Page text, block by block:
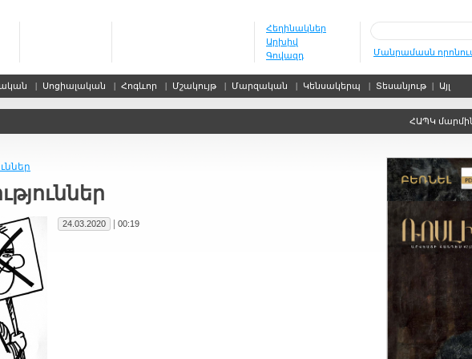
Հեղինակներ
Արխիվ
Գովազդ
Մանրամասն
| Սոցիալական | Հոգևոր | Մշակույթ | Մարզական | Կենսակերպ | Տեսանյութ | Այլ
ՀԱՊԿ
24.03.2020 | 00:19